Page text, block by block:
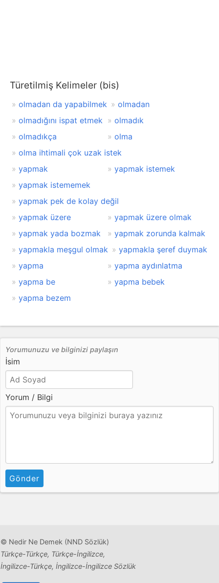
Türetilmiş Kelimeler (bis)
olmadan da yapabilmek
olmadan
olmadığını ispat etmek
olmadık
olmadıkça
olma
olma ihtimali çok uzak istek
yapmak
yapmak istemek
yapmak istememek
yapmak pek de kolay değil
yapmak üzere
yapmak üzere olmak
yapmak yada bozmak
yapmak zorunda kalmak
yapmakla meşgul olmak
yapmakla şeref duymak
yapma
yapma aydınlatma
yapma be
yapma bebek
yapma bezem
Yorumunuzu ve bilginizi paylaşın
İsim
Yorum / Bilgi
Gönder
© Nedir Ne Demek (NND Sözlük)
Türkçe-Türkçe, Türkçe-İngilizce,
İngilizce-Türkçe, İngilizce-İngilizce Sözlük